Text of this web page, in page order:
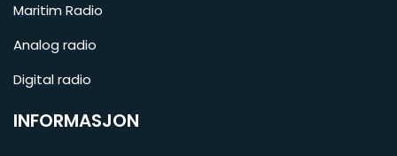
Maritim Radio
Analog radio
Digital radio
INFORMASJON